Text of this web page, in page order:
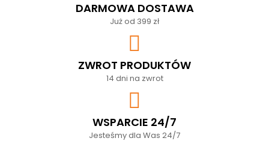
DARMOWA DOSTAWA
Już od 399 zł
ZWROT PRODUKTÓW
14 dni na zwrot
WSPARCIE 24/7
Jesteśmy dla Was 24/7